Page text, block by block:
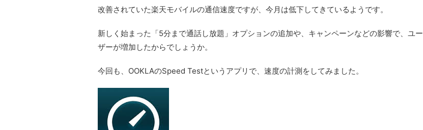
改善されていた楽天モバイルの通信速度ですが、今月は低下してきているようです。
新しく始まった「5分まで通話し放題」オプションの追加や、キャンペーンなどの影響で、ユー
ザーが増加したからでしょうか。
今回も、OOKLAのSpeed Testというアプリで、速度の計測をしてみました。